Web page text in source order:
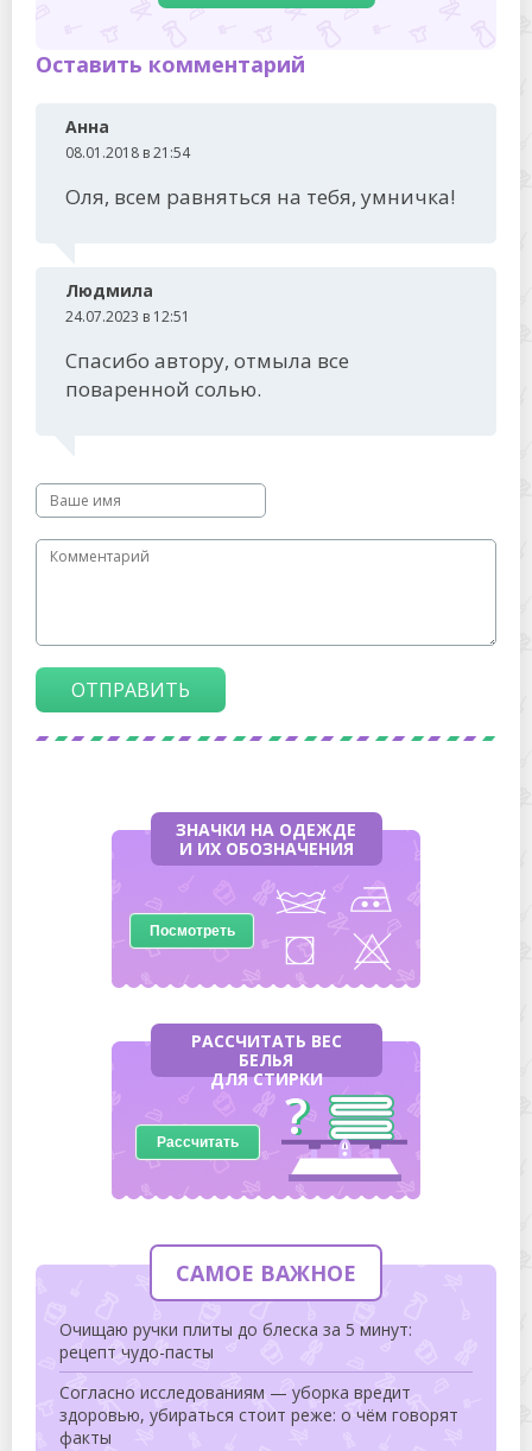
Оставить комментарий
Анна
08.01.2018 в 21:54
Оля, всем равняться на тебя, умничка!
Людмила
24.07.2023 в 12:51
Спасибо автору, отмыла все
поваренной солью.
ОТПРАВИТЬ
ЗНАЧКИ НА ОДЕЖДЕ
И ИХ ОБОЗНАЧЕНИЯ
Посмотреть
РАССЧИТАТЬ ВЕС
БЕЛЬЯ
ДЛЯ СТИРКИ
Рассчитать
САМОЕ ВАЖНОЕ
Очищаю ручки плиты до блеска за 5 минут:
рецепт чудо-пасты
Согласно исследованиям — уборка вредит
здоровью, убираться стоит реже: о чём говорят
факты